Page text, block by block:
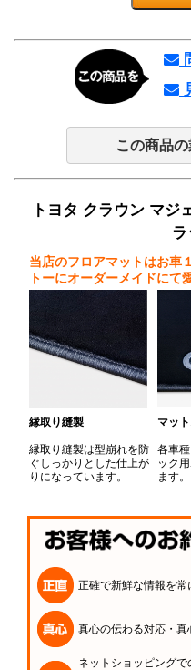
この商品
トヨタ クラウン マジ
当店のフロアマットはお車
トーにオーダーメイドにて
縁取り縫製
縁取り縫製は型崩れを防
ぐしっかりとした仕上が
りになっています。
マッ
各車
ック
ます。
正確で新鮮な情報を常
真心の伝わる対応・真
ネットショッピング